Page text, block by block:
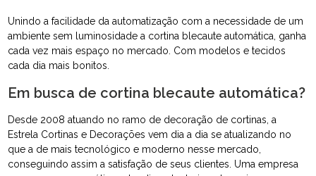
Unindo a facilidade da automatização com a necessidade de um
ambiente sem luminosidade a cortina blecaute automática, ganha
cada vez mais espaço no mercado. Com modelos e tecidos
cada dia mais bonitos.
Em busca de cortina blecaute automática?
Desde 2008 atuando no ramo de decoração de cortinas, a
Estrela Cortinas e Decorações vem dia a dia se atualizando no
que a de mais tecnológico e moderno nesse mercado,
conseguindo assim a satisfação de seus clientes. Uma empresa